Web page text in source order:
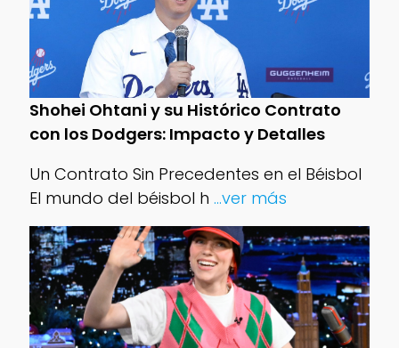
Shohei Ohtani y su Histórico Contrato
con los Dodgers: Impacto y Detalles
Un Contrato Sin Precedentes en el Béisbol
El mundo del béisbol h ...ver más